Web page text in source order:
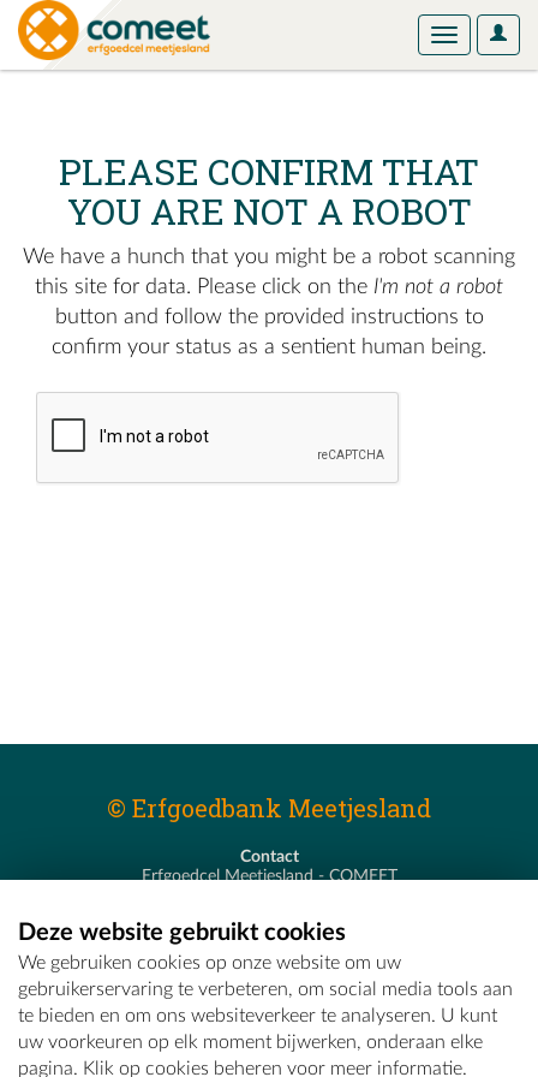
User
Toggle
PLEASE CONFIRM THAT
YOU ARE NOT A ROBOT
We have a hunch that you might be a robot scanning
this site for data. Please click on the I'm not a robot
button and follow the provided instructions to
confirm your status as a sentient human being.
© Erfgoedbank Meetjesland
Contact
Erfgoedcel Meetjesland - COMEET
T - 09 373 75 96
E -erfgoedcel@comeet.be
Deze website gebruikt cookies
We gebruiken cookies op onze website om uw
gebruikerservaring te verbeteren, om social media tools aan
te bieden en om ons websiteverkeer te analyseren. U kunt
uw voorkeuren op elk moment bijwerken, onderaan elke
pagina. Klik op cookies beheren voor meer informatie.